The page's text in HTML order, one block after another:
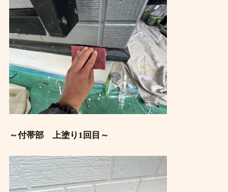
～付帯部 上塗り1回目～